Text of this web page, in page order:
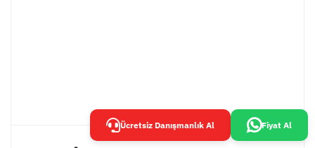
Ücretsiz Danışmanlık Al Fiyat Al